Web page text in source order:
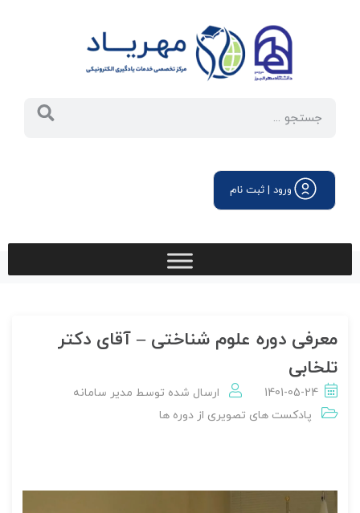
ورود | ثبت نام
معرفی دوره علوم شناختی – آقای دکتر
تلخابی
1401-05-24 ارسال شده توسط مدير سامانه
پادکست های تصویری از دوره ها